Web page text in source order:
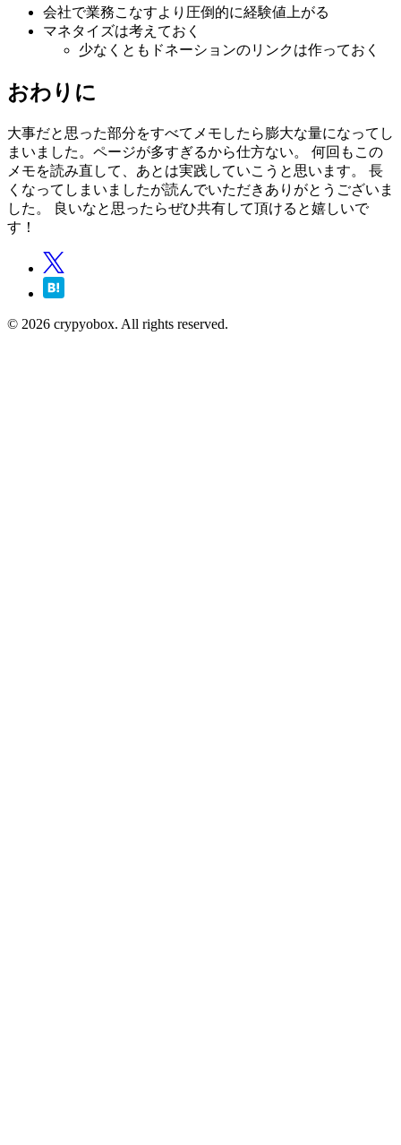
会社で業務こなすより圧倒的に経験値上がる
マネタイズは考えておく
少なくともドネーションのリンクは作っておく
おわりに
大事だと思った部分をすべてメモしたら膨大な量になってし
まいました。ページが多すぎるから仕方ない。 何回もこの
メモを読み直して、あとは実践していこうと思います。 長
くなってしまいましたが読んでいただきありがとうございま
した。 良いなと思ったらぜひ共有して頂けると嬉しいで
す！
© 2026 crypyobox. All rights reserved.